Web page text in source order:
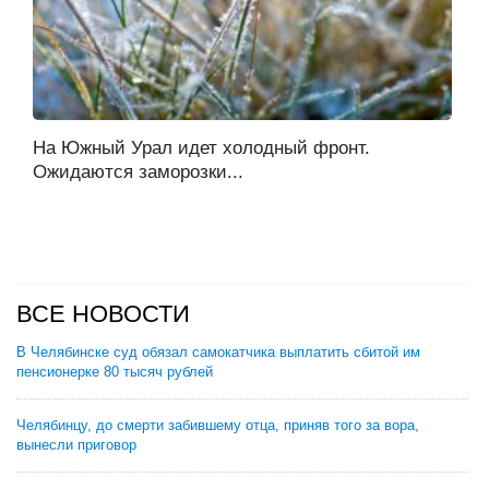
На Южный Урал идет холодный фронт.
Ожидаются заморозки...
ВСЕ НОВОСТИ
В Челябинске суд обязал самокатчика выплатить сбитой им
пенсионерке 80 тысяч рублей
Челябинцу, до смерти забившему отца, приняв того за вора,
вынесли приговор